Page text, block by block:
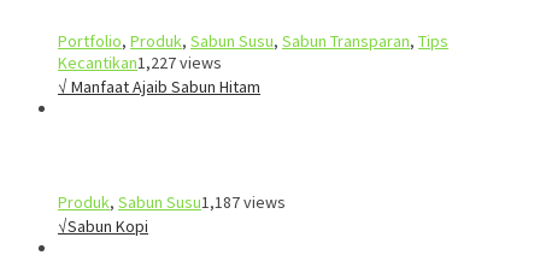
Portfolio, Produk, Sabun Susu, Sabun Transparan, Tips
Kecantikan1,227 views
√ Manfaat Ajaib Sabun Hitam
Produk, Sabun Susu1,187 views
√Sabun Kopi